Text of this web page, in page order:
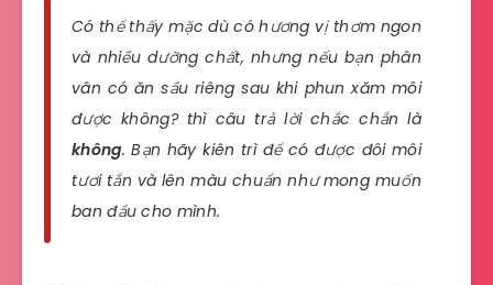
Có thể thấy mặc dù có hương vị thơm ngon
và nhiều dưỡng chất, nhưng nếu bạn phân
vân có ăn sầu riêng sau khi phun xăm môi
được không? thì câu trả lời chắc chắn là
không. Bạn hãy kiên trì để có được đôi môi
tươi tắn và lên màu chuẩn như mong muốn
ban đầu cho mình.